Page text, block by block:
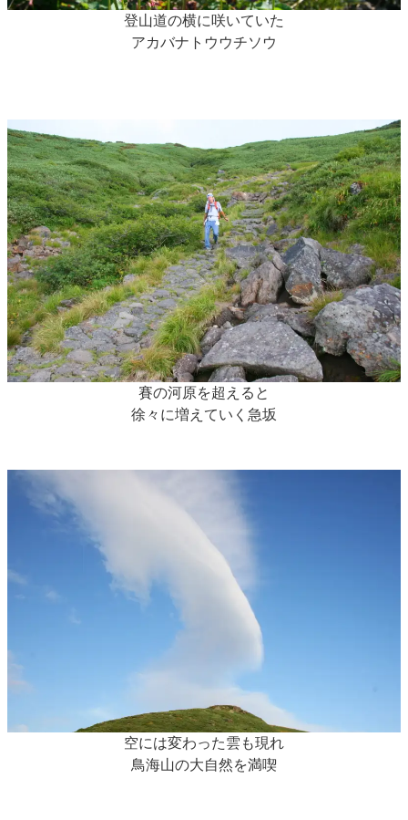
登山道の横に咲いていた
アカバナトウウチソウ
賽の河原を超えると
徐々に増えていく急坂
空には変わった雲も現れ
鳥海山の大自然を満喫